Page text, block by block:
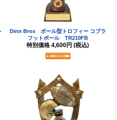
Dinn Bros ボール型トロフィー コブラ
フットボール TR210FB
特別価格 4,600円 (税込)